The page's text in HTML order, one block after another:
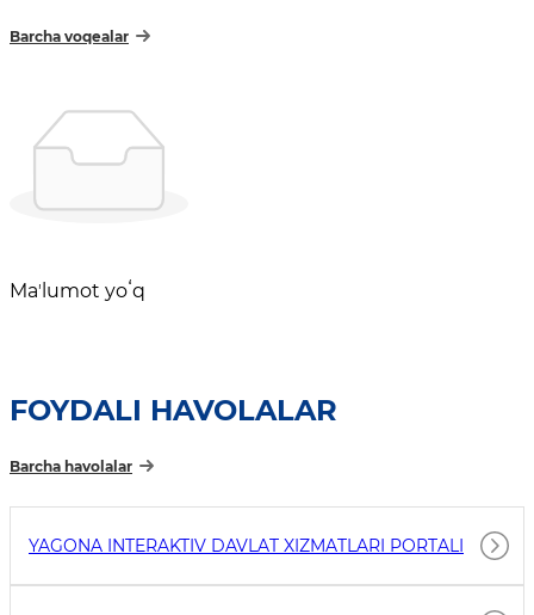
Barcha voqealar
Maʼlumot yoʻq
FOYDALI HAVOLALAR
Barcha havolalar
YAGONA INTERAKTIV DAVLAT XIZMATLARI PORTALI